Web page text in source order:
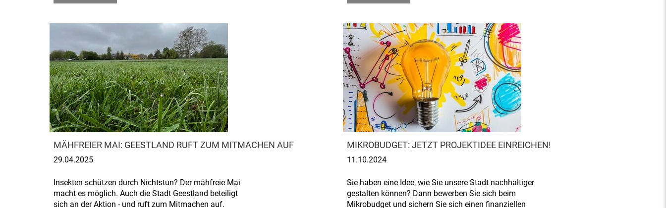
MÄHFREIER MAI: GEESTLAND RUFT ZUM MITMACHEN AUF
29.04.2025
Insekten schützen durch Nichtstun? Der mähfreie Mai
macht es möglich. Auch die Stadt Geestland beteiligt
sich an der Aktion - und ruft zum Mitmachen auf.
MIKROBUDGET: JETZT PROJEKTIDEE EINREICHEN!
11.10.2024
Sie haben eine Idee, wie Sie unsere Stadt nachhaltiger
gestalten können? Dann bewerben Sie sich beim
Mikrobudget und sichern Sie sich einen finanziellen